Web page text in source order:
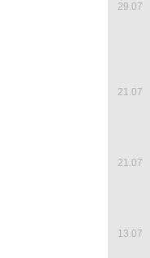
29.07
21.07
21.07
13.07